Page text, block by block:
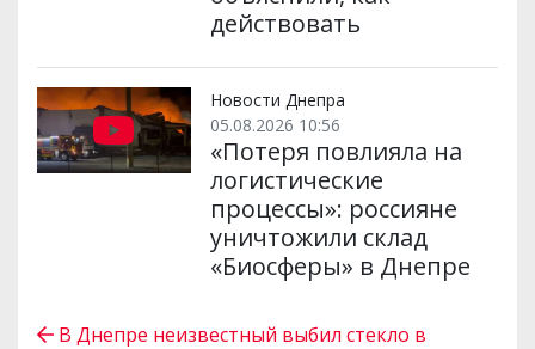
действовать
Новости Днепра
05.08.2026 10:56
«Потеря повлияла на
логистические
процессы»: россияне
уничтожили склад
«Биосферы» в Днепре
В Днепре неизвестный выбил стекло в